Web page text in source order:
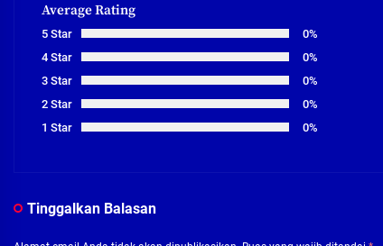
Average Rating
5 Star
0%
4 Star
0%
3 Star
0%
2 Star
0%
1 Star
0%
Tinggalkan Balasan